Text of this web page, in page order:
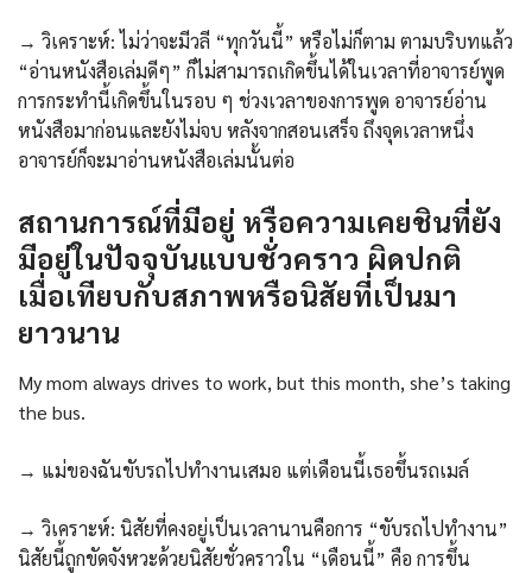
→ วิเคราะห์: ไม่ว่าจะมีวลี “ทุกวันนี้” หรือไม่ก็ตาม ตามบริบทแล้ว
“อ่านหนังสือเล่มดีๆ” ก็ไม่สามารถเกิดขึ้นได้ในเวลาที่อาจารย์พูด
การกระทำนี้เกิดขึ้นในรอบ ๆ ช่วงเวลาของการพูด อาจารย์อ่าน
หนังสือมาก่อนและยังไม่จบ หลังจากสอนเสร็จ ถึงจุดเวลาหนึ่ง
อาจารย์ก็จะมาอ่านหนังสือเล่มนั้นต่อ
สถานการณ์ที่มีอยู่ หรือความเคยชินที่ยัง
มีอยู่ในปัจจุบันแบบชั่วคราว ผิดปกติ
เมื่อเทียบกับสภาพหรือนิสัยที่เป็นมา
ยาวนาน
My mom always drives to work, but this month, she’s taking
the bus.
→ แม่ของฉันขับรถไปทำงานเสมอ แต่เดือนนี้เธอขึ้นรถเมล์
→ วิเคราะห์: นิสัยที่คงอยู่เป็นเวลานานคือการ “ขับรถไปทำงาน”
นิสัยนี้ถูกขัดจังหวะด้วยนิสัยชั่วคราวใน “เดือนนี้” คือ การขึ้น